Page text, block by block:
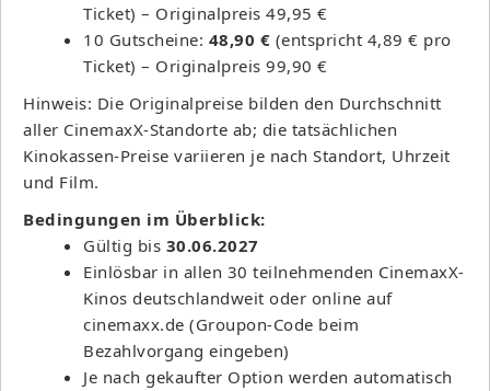
Ticket) – Originalpreis 49,95 €
10 Gutscheine: 48,90 € (entspricht 4,89 € pro
Ticket) – Originalpreis 99,90 €
Hinweis: Die Originalpreise bilden den Durchschnitt
aller CinemaxX-Standorte ab; die tatsächlichen
Kinokassen-Preise variieren je nach Standort, Uhrzeit
und Film.
Bedingungen im Überblick:
Gültig bis 30.06.2027
Einlösbar in allen 30 teilnehmenden CinemaxX-
Kinos deutschlandweit oder online auf
cinemaxx.de (Groupon-Code beim
Bezahlvorgang eingeben)
Je nach gekaufter Option werden automatisch